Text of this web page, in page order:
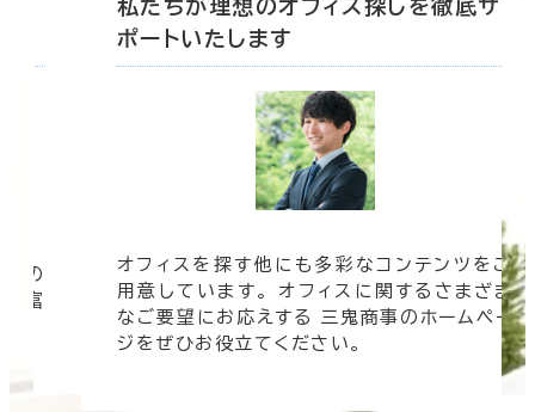
の
豊富
私たちが理想のオフィス探しを徹底サ
ポートいたします
オフィスを探す他にも多彩なコンテンツをご
用意しています。 オフィスに関するさまざま
なご要望にお応えする 三鬼商事のホームペー
ジをぜひお役立てください。